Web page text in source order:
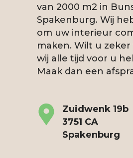
van 2000 m2 in
Spakenburg. Wij
om uw interieur
maken. Wilt u
wij alle tijd voor u
Maak dan een
Zuidwenk 19b
3751 CA
Spakenburg